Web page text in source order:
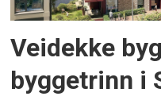
Veidekke
byggetrinn i